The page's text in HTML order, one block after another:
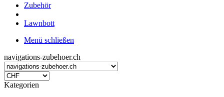
Zubehör
Lawnbott
Menü schließen
navigations-zubehoer.ch
Kategorien